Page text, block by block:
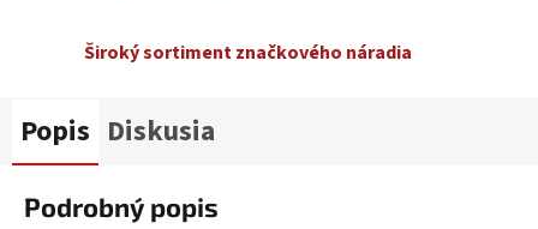
Široký sortiment značkového náradia
Popis Diskusia
Podrobný popis